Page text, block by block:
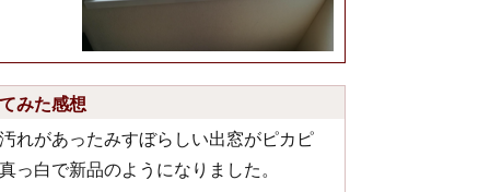
みた感想
れがあったみすぼらしい出窓がピカピ
っ白で新品のようになりました。